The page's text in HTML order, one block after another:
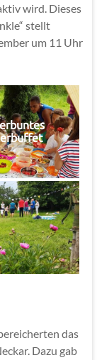
wird. Dieses
stellt
um 11 Uhr
das
Dazu gab